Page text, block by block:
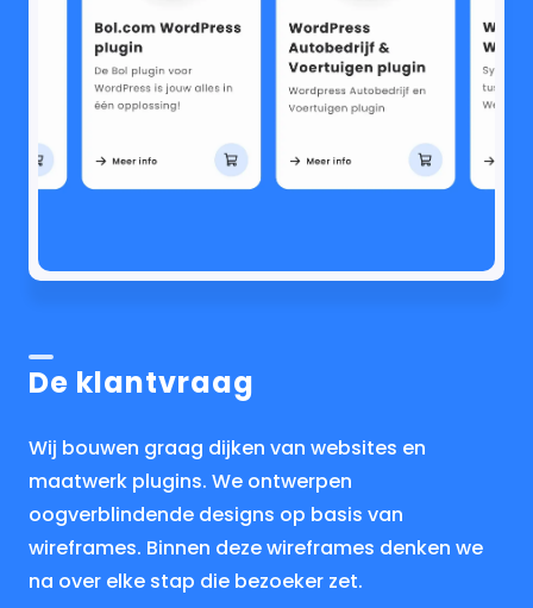
De klantvraag
Wij bouwen graag dijken van websites en
maatwerk plugins. We ontwerpen
oogverblindende designs op basis van
wireframes. Binnen deze wireframes denken we
na over elke stap die bezoeker zet.